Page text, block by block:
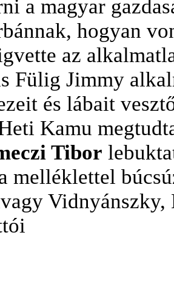
a magyar
hogyan
az
Fülig Jimmy
és lábait
Kamu
Tibor
melléklettel
Vidnyánszky,